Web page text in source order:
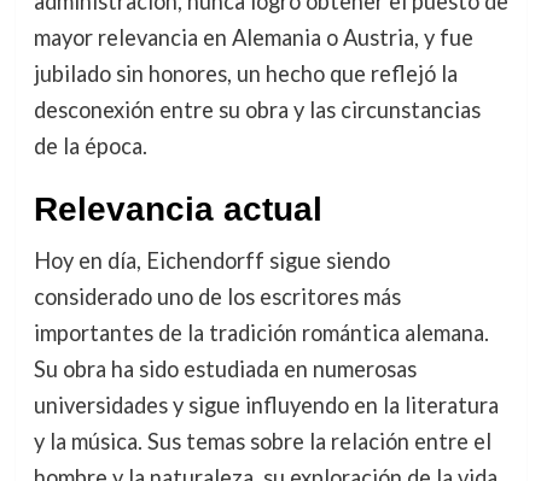
mayor relevancia en Alemania o Austria, y fue
jubilado sin honores, un hecho que reflejó la
desconexión entre su obra y las circunstancias
de la época.
Relevancia actual
Hoy en día, Eichendorff sigue siendo
considerado uno de los escritores más
importantes de la tradición romántica alemana.
Su obra ha sido estudiada en numerosas
universidades y sigue influyendo en la literatura
y la música. Sus temas sobre la relación entre el